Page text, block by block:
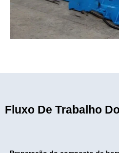
Fluxo De Trabalho